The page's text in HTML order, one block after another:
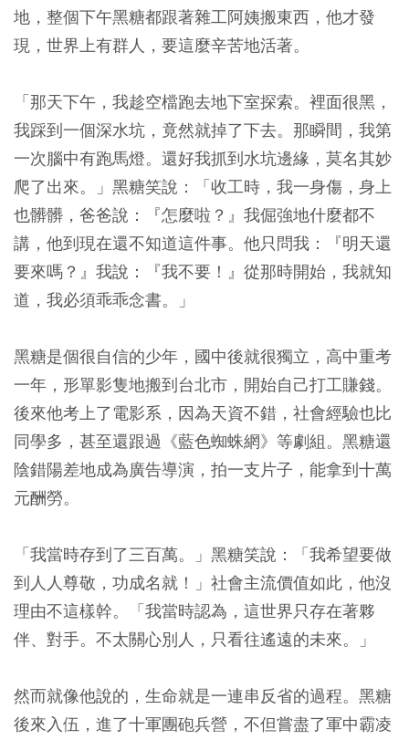
地，整個下午黑糖都跟著雜工阿姨搬東西，他才發
現，世界上有群人，要這麼辛苦地活著。
「那天下午，我趁空檔跑去地下室探索。裡面很黑，
我踩到一個深水坑，竟然就掉了下去。那瞬間，我第
一次腦中有跑馬燈。還好我抓到水坑邊緣，莫名其妙
爬了出來。」黑糖笑說：「收工時，我一身傷，身上
也髒髒，爸爸說：『怎麼啦？』我倔強地什麼都不
講，他到現在還不知道這件事。他只問我：『明天還
要來嗎？』我說：『我不要！』從那時開始，我就知
道，我必須乖乖念書。」
黑糖是個很自信的少年，國中後就很獨立，高中重考
一年，形單影隻地搬到台北市，開始自己打工賺錢。
後來他考上了電影系，因為天資不錯，社會經驗也比
同學多，甚至還跟過《藍色蜘蛛網》等劇組。黑糖還
陰錯陽差地成為廣告導演，拍一支片子，能拿到十萬
元酬勞。
「我當時存到了三百萬。」黑糖笑說：「我希望要做
到人人尊敬，功成名就！」社會主流價值如此，他沒
理由不這樣幹。「我當時認為，這世界只存在著夥
伴、對手。不太關心別人，只看往遙遠的未來。」
然而就像他說的，生命就是一連串反省的過程。黑糖
後來入伍，進了十軍團砲兵營，不但嘗盡了軍中霸凌